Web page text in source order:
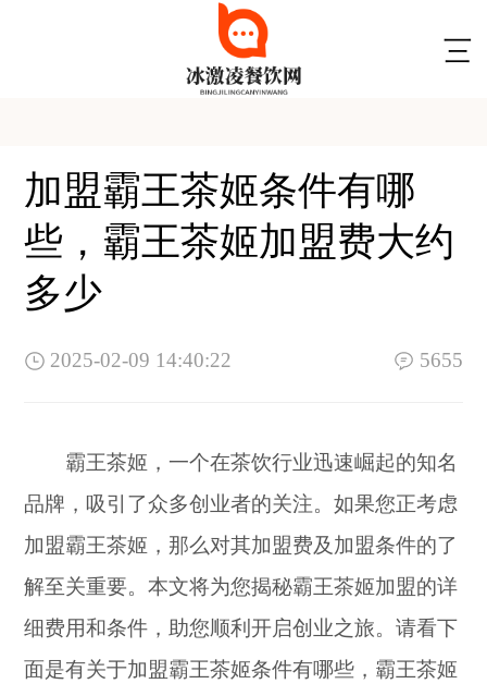
加盟霸王茶姬条件有哪
些，霸王茶姬加盟费大约
多少
2025-02-09 14:40:22 5655
霸王茶姬，一个在茶饮行业迅速崛起的知名
品牌，吸引了众多创业者的关注。如果您正考虑
加盟霸王茶姬，那么对其加盟费及加盟条件的了
解至关重要。本文将为您揭秘霸王茶姬加盟的详
细费用和条件，助您顺利开启创业之旅。请看下
面是有关于加盟霸王茶姬条件有哪些，霸王茶姬